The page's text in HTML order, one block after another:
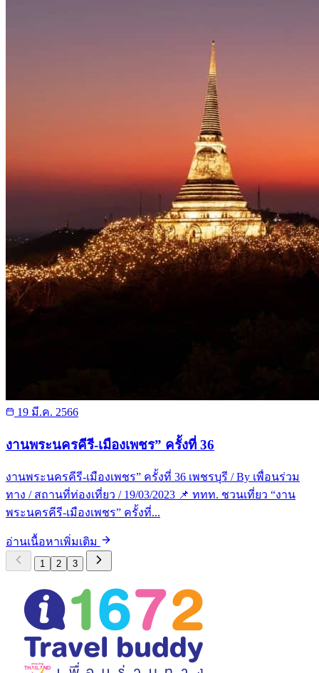
19 มี.ค. 2566
งานพระนครคีรี-เมืองเพชร” ครั้งที่ 36
งานพระนครคีรี-เมืองเพชร” ครั้งที่ 36 เพชรบุรี / By เพื่อนร่วม
ทาง / สถานที่ท่องเที่ยว / 19/03/2023 📌 ททท. ชวนเที่ยว “งาน
พระนครคีรี-เมืองเพชร” ครั้งที่...
อ่านเนื้อหาเพิ่มเติม
1 2 3